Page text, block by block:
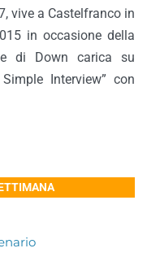
vive a Castelfranco in
in occasione della
di Down carica su
Interview” con